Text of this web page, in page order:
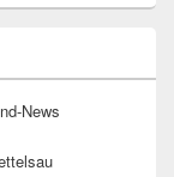
News